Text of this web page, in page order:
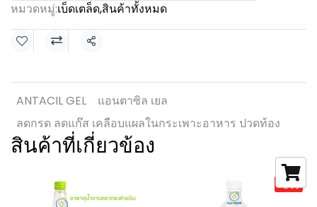
หมวดหมู่:เบ็ดเตล็ด,สินค้าทั้งหมด
แชร์
ANTACIL GEL
แอนตาซิล เยล
ลดกรด ลดแก๊ส เคลือบแผลในกระเพาะอาหาร ปวดท้อง
สินค้าที่เกี่ยวข้อง
-8%